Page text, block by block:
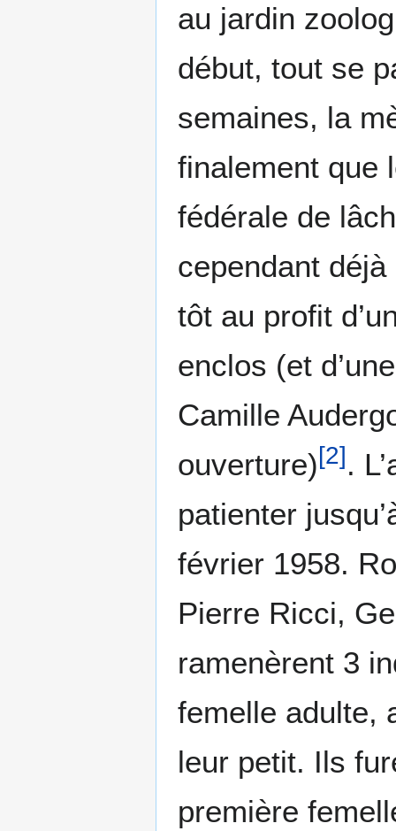
au jardin
début, tout se
semaines, la
finalement que
fédérale de
cependant
tôt au profit
enclos (et
Camille
ouverture)[2] .
patienter
février 1958.
Pierre Ricci,
ramenèrent 3
femelle adulte,
leur petit. Ils
première